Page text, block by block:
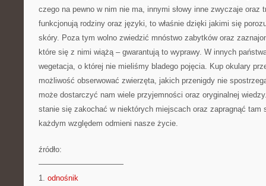
czego na pewno w nim nie ma, innymi słowy inne zwyczaje oraz
funkcjonują rodziny oraz języki, to właśnie dzięki jakimi się
skóry. Poza tym wolno zwiedzić mnóstwo zabytków oraz
które się z nimi wiążą – gwarantują to wyprawy. W innych
wegetacja, o której nie mieliśmy bladego pojęcia. Kup okulary
możliwość obserwować zwierzęta, jakich przenigdy nie
może dostarczyć nam wiele przyjemności oraz oryginalnej
stanie się zakochać w niektórych miejscach oraz zapragnąć tam
każdym względem odmieni nasze życie.
źródło:
———————————
1. odnośnik